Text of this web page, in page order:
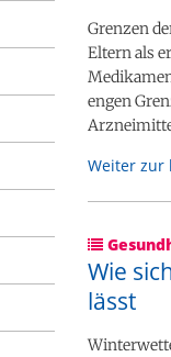
Grenzen
Eltern als
engen
Weiter zur
Wie
lässt